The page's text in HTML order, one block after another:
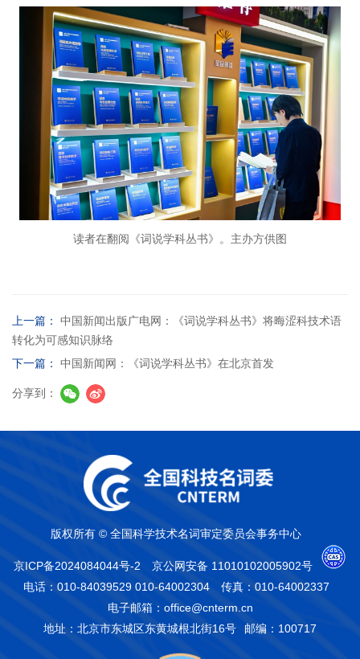
读者在翻阅《词说学科丛书》。主办方供图
上一篇：
中国新闻出版广电网：《词说学科丛书》将晦涩科技术语
转化为可感知识脉络
下一篇：
中国新闻网：《词说学科丛书》在北京首发
分享到：
版权所有 © 全国科学技术名词审定委员会事务中心
京ICP备2024084044号-2
京公网安备 11010102005902号
电话：010-84039529 010-64002304
传真：010-64002337
电子邮箱：office@cnterm.cn
地址：北京市东城区东黄城根北街16号
邮编：100717